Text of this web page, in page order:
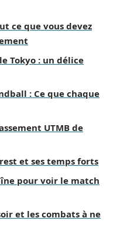
ce que vous devez
Tokyo : un délice
: Ce que chaque
UTMB de
et ses temps forts
pour voir le match
et les combats à ne